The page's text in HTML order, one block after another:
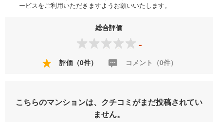
ービスをご利用いただきますようお願いいたします。
総合評価
-
評価（0件） コメント（0件）
こちらのマンションは、クチコミがまだ投稿されてい
ません。